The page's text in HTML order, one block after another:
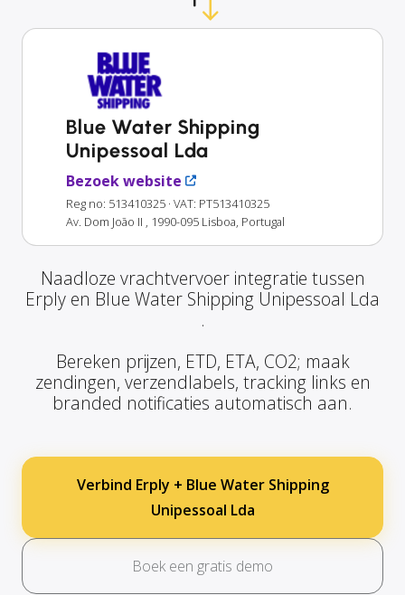
Blue Water Shipping
Unipessoal Lda
Bezoek website
Reg no: 513410325 · VAT: PT513410325
Av. Dom João II , 1990-095 Lisboa, Portugal
Naadloze vrachtvervoer integratie tussen
Erply en Blue Water Shipping Unipessoal Lda
.
Bereken prijzen, ETD, ETA, CO2; maak
zendingen, verzendlabels, tracking links en
branded notificaties automatisch aan.
Verbind Erply + Blue Water Shipping
Unipessoal Lda
Boek een gratis demo